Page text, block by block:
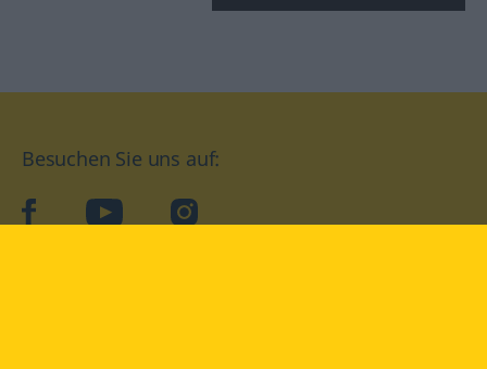
Besuchen Sie uns auf:
facebookYouTube Instagram